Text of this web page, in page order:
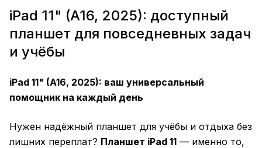
iPad 11" (A16, 2025): доступный
планшет для повседневных задач
и учёбы
iPad 11" (A16, 2025): ваш универсальный
помощник на каждый день
Нужен надёжный планшет для учёбы и отдыха без
лишних переплат? Планшет iPad 11 — именно то,